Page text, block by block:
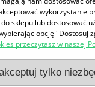
wykorzystanie
sklepu lub dostosować
opcję "Dostosuj
przeczytasz w naszej
tylko